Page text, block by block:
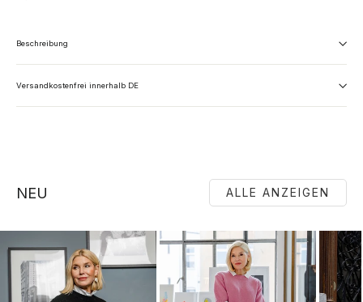
Beschreibung
Versandkostenfrei innerhalb DE
NEU ALLE ANZEIGEN